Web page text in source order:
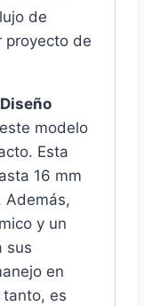
de
proyecto de
modelo
Esta
16 mm
Además,
y un
sus
en
tanto, es